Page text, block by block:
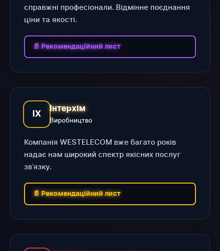
справжні професіонали. Відмінне поєднання
ціни та якості.
📄 Рекомендаційний лист
ІХ
Інтерхім
Виробництво
Компанія WESTELECOM вже багато років
надає нам широкий спектр якісних послуг
звʼязку.
📄 Рекомендаційний лист